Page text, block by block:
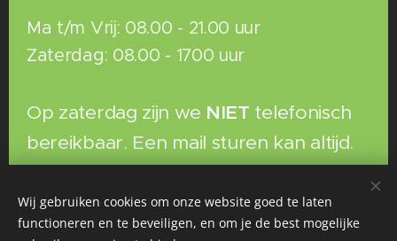
Ma t/m Vrij: 08.00 - 21.00 uur
Zaterdag: 08.00 - 1700 uur
Op zaterdag zijn we NIET telefonisch
bereikbaar. Een mail sturen kan altijd.
Wij gebruiken cookies om onze website goed te laten
functioneren en te beveiligen, en om je de best mogelijke